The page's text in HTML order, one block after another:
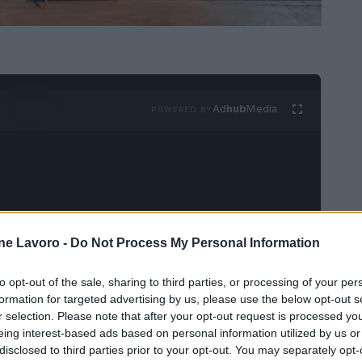
Lavoro - Do Not Process My Personal Information
opt-out of the sale, sharing to third parties, or processing of your
for targeted advertising by us, please use the below opt-out
selection. Please note that after your opt-out request is processed
interest-based ads based on personal information utilized by us
to third parties prior to your opt-out. You may separately
AdhubMedia
ruolo dell’Osservatorio del Mercato del
della durata di dodici mesi. L’intervento
per farne unorganismo tecnicopiù
del mercato del lavoro locale in azioni